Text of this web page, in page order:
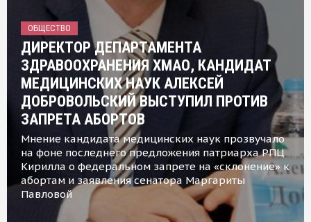
ОБЩЕСТВО
ДИРЕКТОР ДЕПАРТАМЕНТА
ЗДРАВООХРАНЕНИЯ ХМАО, КАНДИДАТ
МЕДИЦИНСКИХ НАУК АЛЕКСЕЙ
ДОБРОВОЛЬСКИЙ ВЫСТУПИЛ ПРОТИВ
ЗАПРЕТА АБОРТОВ
Мнение кандидата медицинских наук прозвучало
на фоне последнего предложения патриарха РПЦ
Кирилла о федеральном запрете на «склонение» к
абортам и заявления сенатора Маргариты
Павловой